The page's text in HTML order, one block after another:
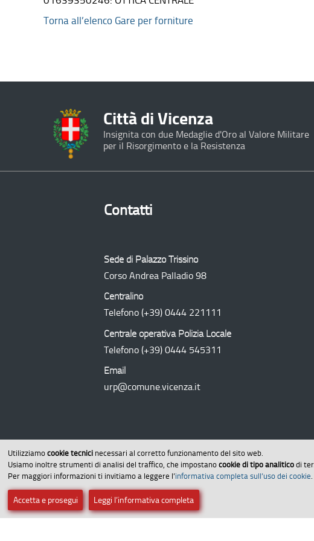
Utilizziamo cookie tecnici necessari al corretto funzionamento del sito web.
Usiamo inoltre strumenti di analisi del traffico, che impostano cookie di tipo analitico di
Per maggiori informazioni ti invitiamo a leggere l’informativa completa sull’uso dei cookie.
Accetta e prosegui Leggi l’informativa completa
Torna all’elenco Gare per forniture
Città di Vicenza
Insignita con due Medaglie d'Oro al Valore Militare
per il Risorgimento e la Resistenza
Contatti
Sede di Palazzo Trissino
Corso Andrea Palladio 98
Centralino
Telefono (+39) 0444 221111
Centrale operativa Polizia Locale
Telefono (+39) 0444 545311
Email
urp@comune.vicenza.it
Amministrazione trasparente Dichiarazione